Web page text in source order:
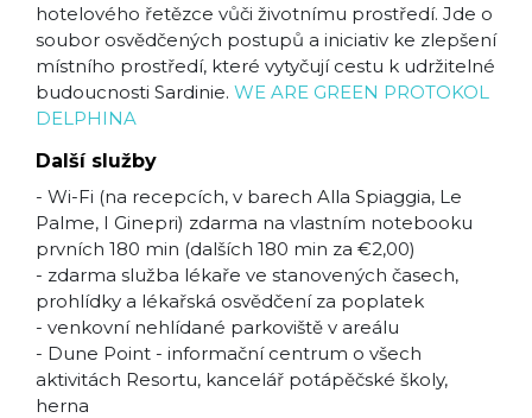
hotelového řetězce vůči životnímu prostředí. Jde o
soubor osvědčených postupů a iniciativ ke zlepšení
místního prostředí, které vytyčují cestu k udržitelné
budoucnosti Sardinie. WE ARE GREEN PROTOKOL
DELPHINA
Další služby
- Wi-Fi (na recepcích, v barech Alla Spiaggia, Le
Palme, I Ginepri) zdarma na vlastním notebooku
prvních 180 min (dalších 180 min za €2,00)
- zdarma služba lékaře ve stanovených časech,
prohlídky a lékařská osvědčení za poplatek
- venkovní nehlídané parkoviště v areálu
- Dune Point - informační centrum o všech
aktivitách Resortu, kancelář potápěčské školy,
herna